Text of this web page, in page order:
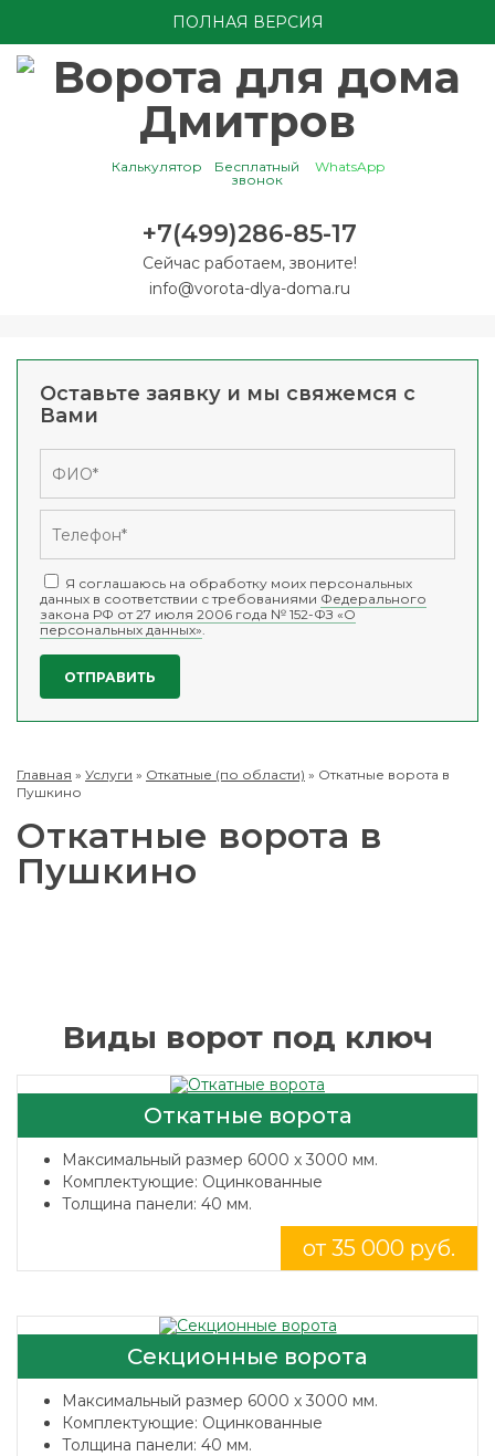
ПОЛНАЯ ВЕРСИЯ
Калькулятор
Бесплатный
звонок
WhatsApp
+7(499)286-85-17
Сейчас работаем, звоните!
info@vorota-dlya-doma.ru
Оставьте заявку и мы свяжемся с
Вами
Я соглашаюсь на обработку моих персональных
данных в соответствии с требованиями Федерального
закона РФ от 27 июля 2006 года № 152-ФЗ «О
персональных данных».
Главная » Услуги » Откатные (по области) » Откатные ворота в
Пушкино
Откатные ворота в
Пушкино
Виды ворот под ключ
Откатные ворота
Максимальный размер 6000 x 3000 мм.
Комплектующие: Оцинкованные
Толщина панели: 40 мм.
от 35 000 руб.
Секционные ворота
Максимальный размер 6000 x 3000 мм.
Комплектующие: Оцинкованные
Толщина панели: 40 мм.